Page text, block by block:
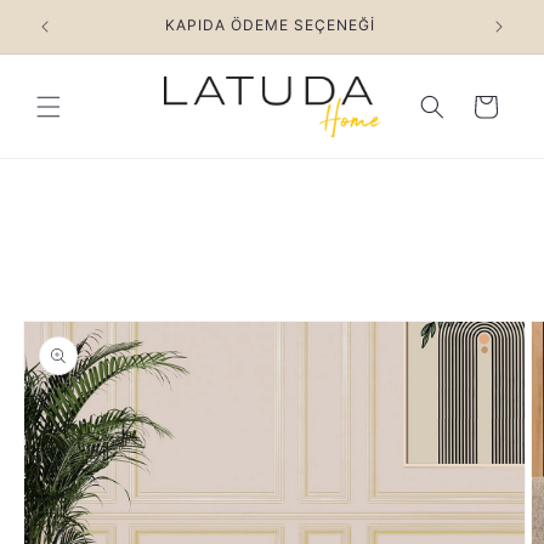
İçeriğe
atla
KAPIDA ÖDEME SEÇENEĞİ
Sepet